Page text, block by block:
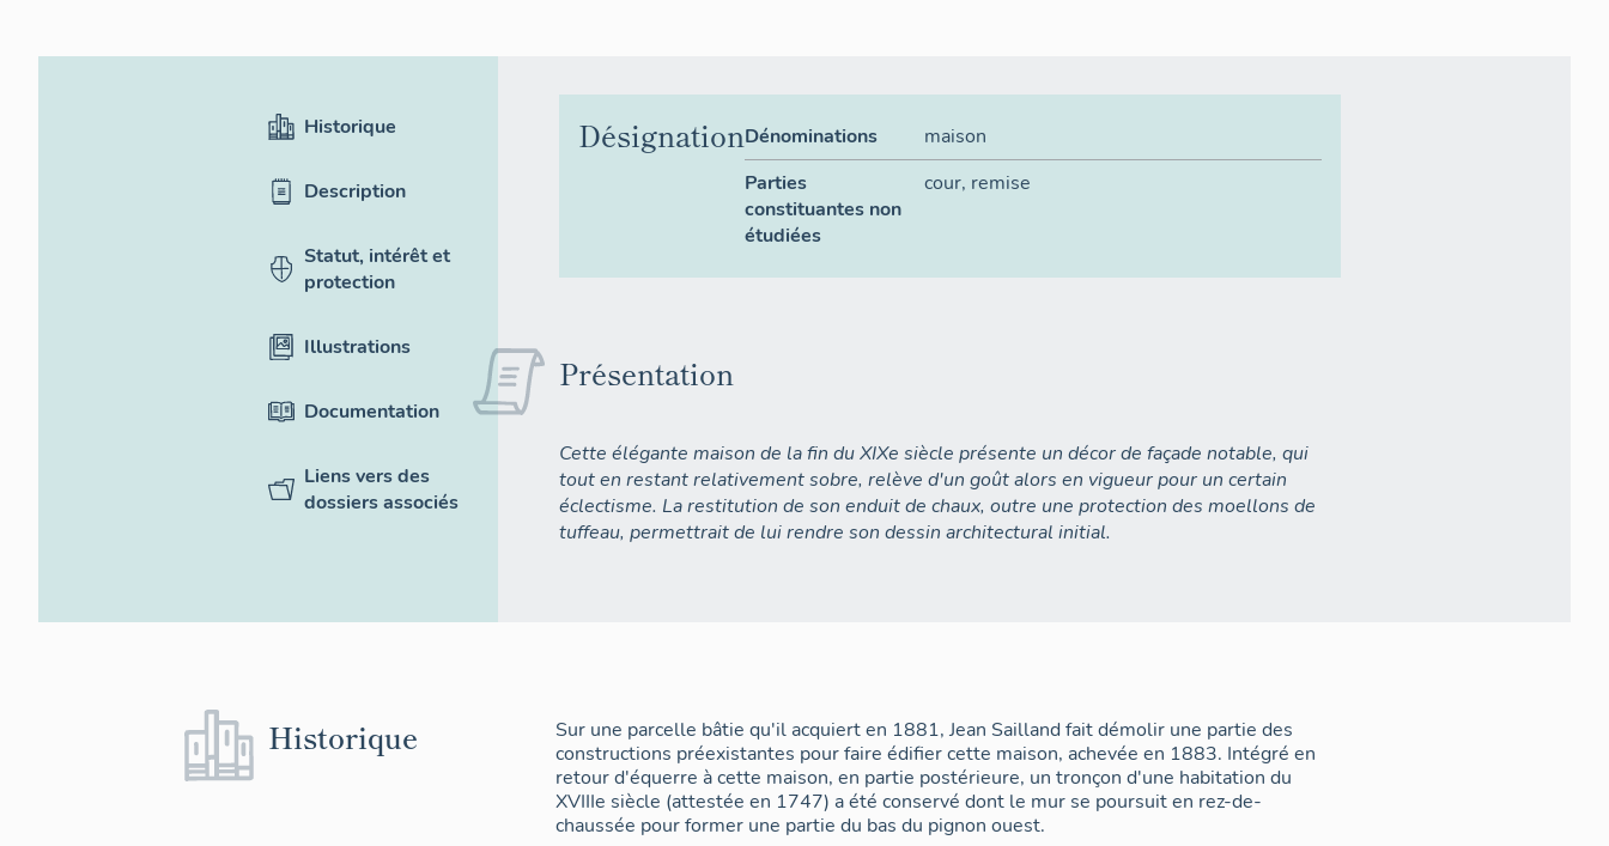
Historique
Description
Statut, intérêt et
protection
Illustrations
Documentation
Liens vers des
dossiers associés
DésignationDénominations
maison
Parties
constituantes non
étudiées
cour, remise
Présentation
Cette élégante maison de la fin du XIXe siècle présente un décor de façade notable, qui
tout en restant relativement sobre, relève d'un goût alors en vigueur pour un certain
éclectisme. La restitution de son enduit de chaux, outre une protection des moellons de
tuffeau, permettrait de lui rendre son dessin architectural initial.
Historique
Sur une parcelle bâtie qu'il acquiert en 1881, Jean Sailland fait démolir une partie des
constructions préexistantes pour faire édifier cette maison, achevée en 1883. Intégré en
retour d'équerre à cette maison, en partie postérieure, un tronçon d'une habitation du
XVIIIe siècle (attestée en 1747) a été conservé dont le mur se poursuit en rez-de-
chaussée pour former une partie du bas du pignon ouest.